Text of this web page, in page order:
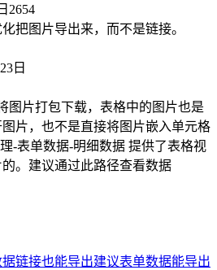
2654
把图片导出来，而不是链接。
日
图片打包下载，表格中的图片也是
片，也不是直接将图片嵌入单元格
-表单数据-明细数据 提供了表格视
。建议通过此路径查看数据
链接也能导出建议表单数据能导出